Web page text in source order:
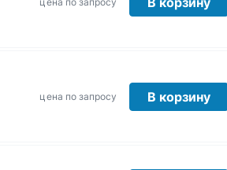
цена по запросу В корзину